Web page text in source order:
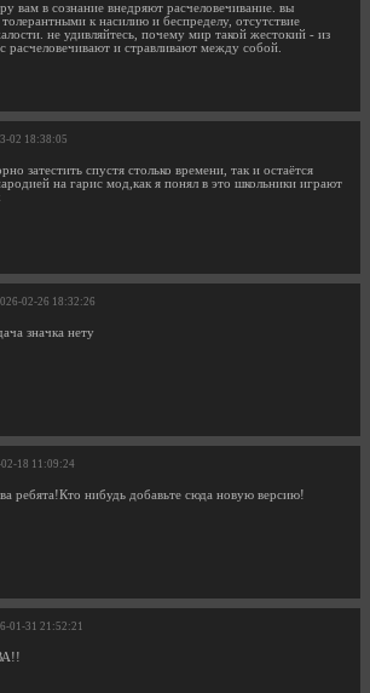
вам в сознание внедряют расчеловечивание. вы
толерантными к насилию и беспределу, отсутствие
не удивляйтесь, почему мир такой жестокий - из
расчеловечивают и стравливают между собой.
02 18:38:05
затестить спустя столько времени, так и остаётся
на гарис мод,как я понял в это школьники играют
02-26 18:32:26
значка нету
02-18 11:09:24
ребята!Кто нибудь добавьте сюда новую версию!
01-31 21:52:21